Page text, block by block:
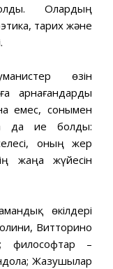
Олардың
тарих және
өзін
арнағандарды
емес, сонымен
да ие болды:
оның жер
жаңа жүйесін
өкілдері
Витторино
философтар –
Жазушылар